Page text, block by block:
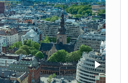
met betrekking tot de
(SDG’s) van 2016
focus van de VNR is lokale en
te behalen.
van Lokaal Bestuur en
als coördinerend orgaan voor de
SDG’s. Dit heeft geleid tot
samenwerking en een meer